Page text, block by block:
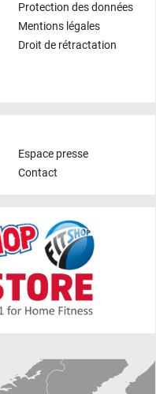
Protection des données
Mentions légales
Droit de rétractation
Espace presse
Contact